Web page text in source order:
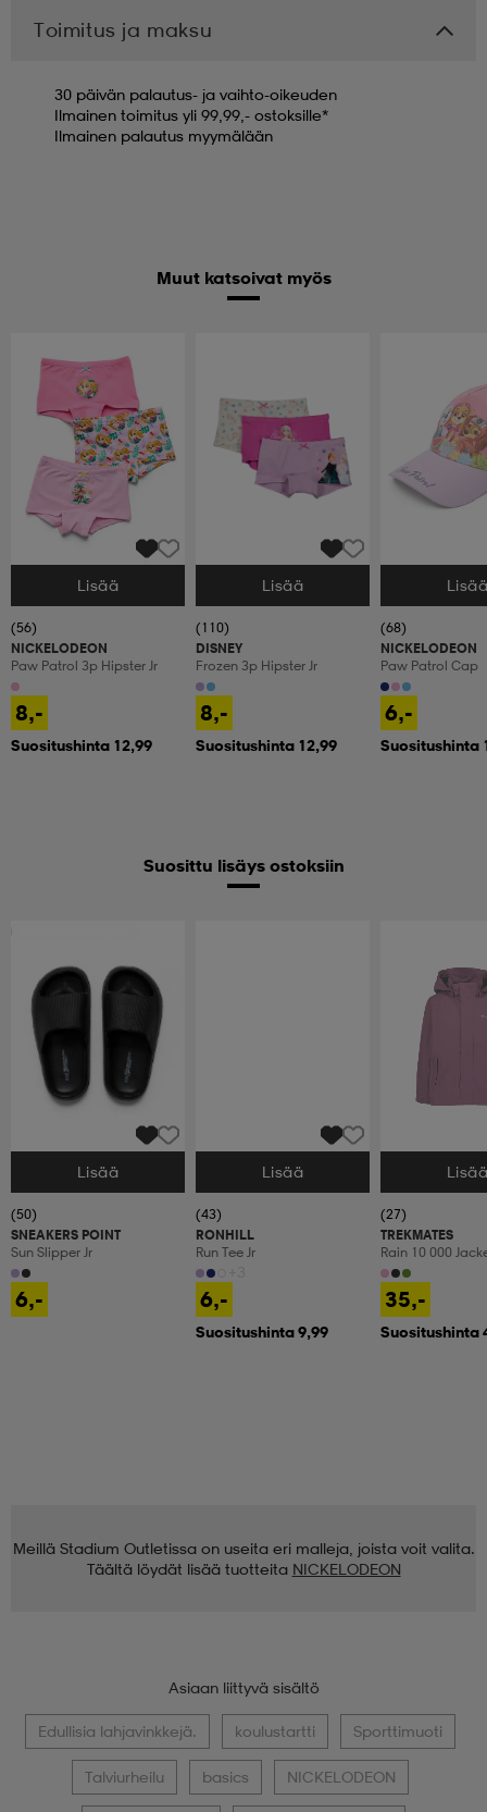
Toimitus ja maksu
30 päivän palautus- ja vaihto-oikeuden
Ilmainen toimitus yli 99,99,- ostoksille*
Ilmainen palautus myymälään
Muut katsoivat myös
Valitse Koko
Lisää
(56)
NICKELODEON
Paw Patrol 3p Hipster Jr
8,-
Suositushinta 12,99
Valitse Koko
Lisää
(110)
DISNEY
Frozen 3p Hipster Jr
8,-
Suositushinta 12,99
Valitse Koko
(68)
NICKELODEON
Paw Patrol Cap
6,-
Suositushinta
Suosittu lisäys ostoksiin
Valitse Koko
Lisää
(50)
SNEAKERS POINT
Sun Slipper Jr
6,-
Valitse Koko
Lisää
(43)
RONHILL
Run Tee Jr
6,-
Suositushinta 9,99
Valitse Koko
(27)
TREKMATES
Rain 10 000
Sadetakki,
35,-
Suositushinta
Meillä Stadium Outletissa on useita eri malleja, joista voit valita.
Täältä löydät lisää tuotteita NICKELODEON
Asiaan liittyvä sisältö
Edullisia lahjavinkkejä. koulustartti Sporttimuoti
Talviurheilu basics NICKELODEON